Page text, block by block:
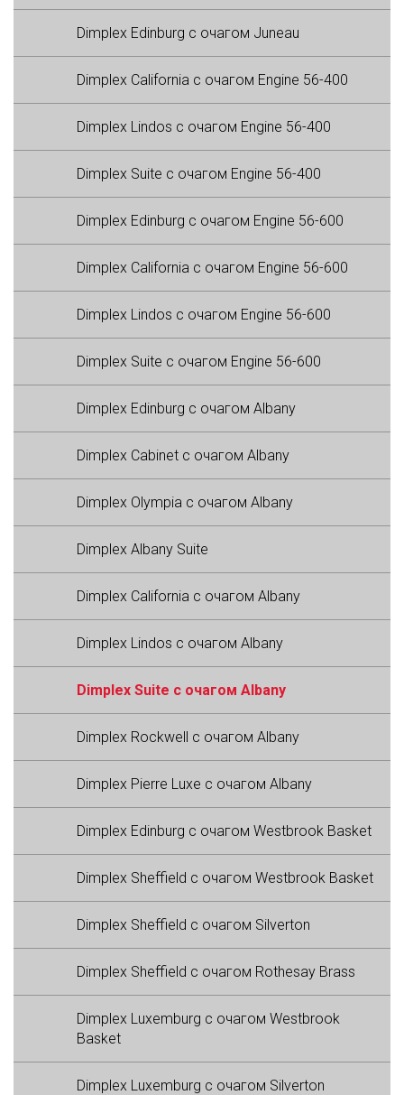
Dimplex Edinburg с очагом Juneau
Dimplex California с очагом Engine 56-400
Dimplex Lindos с очагом Engine 56-400
Dimplex Suite с очагом Engine 56-400
Dimplex Edinburg с очагом Engine 56-600
Dimplex California с очагом Engine 56-600
Dimplex Lindos с очагом Engine 56-600
Dimplex Suite с очагом Engine 56-600
Dimplex Edinburg с очагом Albany
Dimplex Cabinet с очагом Albany
Dimplex Olympia с очагом Albany
Dimplex Albany Suite
Dimplex California с очагом Albany
Dimplex Lindos с очагом Albany
Dimplex Suite с очагом Albany
Dimplex Rockwell с очагом Albany
Dimplex Pierre Luxe с очагом Albany
Dimplex Edinburg с очагом Westbrook Basket
Dimplex Sheffield с очагом Westbrook Basket
Dimplex Sheffield с очагом Silverton
Dimplex Sheffield с очагом Rothesay Brass
Dimplex Luxemburg с очагом Westbrook
Basket
Dimplex Luxemburg с очагом Silverton